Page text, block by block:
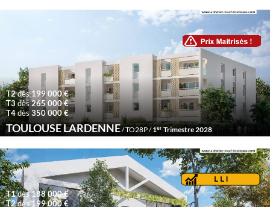
T2dès199 000 €
T3dès265 000 €
T4dès 350 000 €
TOULOUSE LARDENNE/ TO28P /1erTrimestre 2028
T1dès188 000 €
T2dès199 000 €